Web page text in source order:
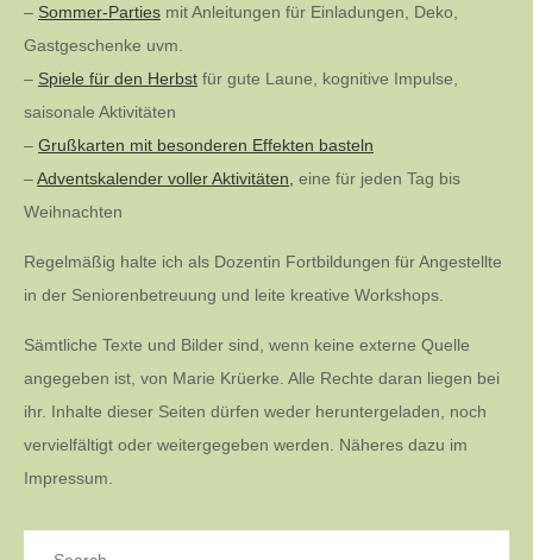
– Sommer-Parties mit Anleitungen für Einladungen, Deko,
Gastgeschenke uvm.
– Spiele für den Herbst für gute Laune, kognitive Impulse,
saisonale Aktivitäten
– Grußkarten mit besonderen Effekten basteln
–Adventskalender voller Aktivitäten, eine für jeden Tag bis
Weihnachten
Regelmäßig halte ich als Dozentin Fortbildungen für Angestellte
in der Seniorenbetreuung und leite kreative Workshops.
Sämtliche Texte und Bilder sind, wenn keine externe Quelle
angegeben ist, von Marie Krüerke. Alle Rechte daran liegen bei
ihr. Inhalte dieser Seiten dürfen weder heruntergeladen, noch
vervielfältigt oder weitergegeben werden. Näheres dazu im
Impressum.